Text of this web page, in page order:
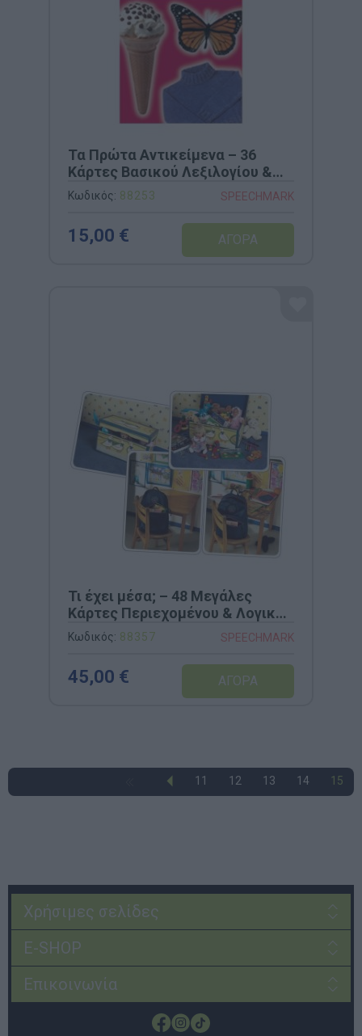
Τα Πρώτα Αντικείμενα – 36
Κάρτες Βασικού Λεξιλογίου &
Ταξινόμησης Α6 (Speechmark)
Κωδικός: 88253 SPEECHMARK
15,00 €
Τι έχει μέσα; – 48 Μεγάλες
Κάρτες Περιεχομένου & Λογικής
Σύνδεσης (Speechmark)
Κωδικός: 88357 SPEECHMARK
45,00 €
11 12 13 14 15
Χρήσιμες σελίδες
E-SHOP
Επικοινωνία